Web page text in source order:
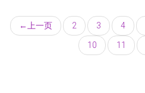
← 上一页 2 3 4
10 11